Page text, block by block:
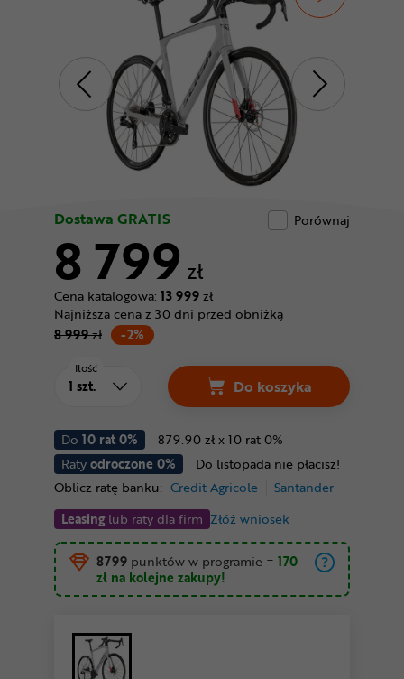
Superoferta
Dostawa GRATIS Porównaj
8 799 zł
Cena katalogowa: 13 999zł
-2%
Najniższa cena z 30 dni przed obniżką
8 999zł
Do 10 rat 0%
879.90 zł x 10 rat 0%
Ratyodroczone 0%
Do listopada nie płacisz!
Oblicz ratę banku: Credit Agricole
Santander
Leasinglub raty dla firm Złóż wniosek
Ilość
Do koszyka
8799 punktów w programie = 170
zł na kolejne zakupy!